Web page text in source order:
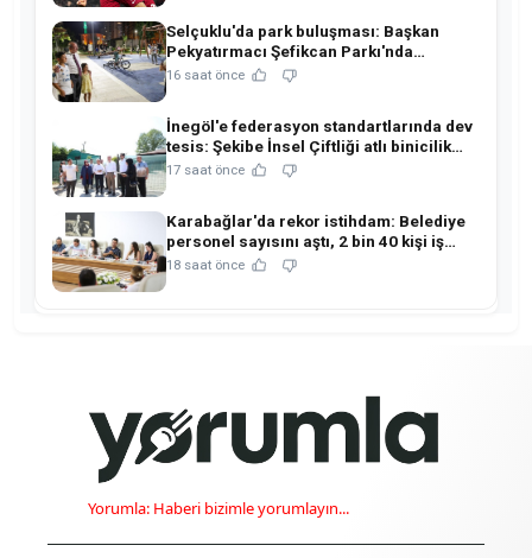
Selçuklu'da park buluşması: Başkan
Pekyatırmacı Şefikcan Parkı'nda
hemşehrileriyle buluştu!
16 saat önce
İnegöl'e federasyon standartlarında dev
tesis: Şekibe İnsel Çiftliği atlı binicilik
merkezine dönüşüyor!
17 saat önce
Karabağlar'da rekor istihdam: Belediye
personel sayısını aştı, 2 bin 40 kişi iş
sahibi oldu!
18 saat önce
Yorumla: Haberi bizimle yorumlayın...